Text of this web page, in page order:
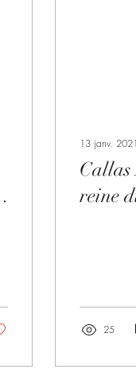
13 janv.
reine
25